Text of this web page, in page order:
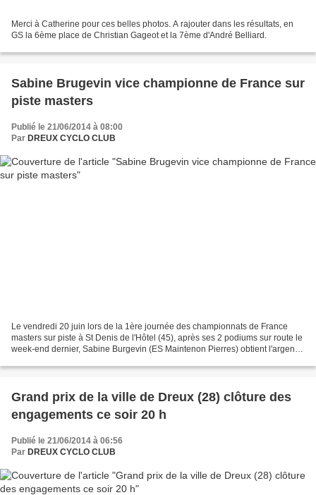
Merci à Catherine pour ces belles photos. A rajouter dans les résultats, en
GS la 6ème place de Christian Gageot et la 7ème d'André Belliard.
Sabine Brugevin vice championne de France sur
piste masters
Publié le 21/06/2014 à 08:00
Par DREUX CYCLO CLUB
Le vendredi 20 juin lors de la 1ère journée des championnats de France
masters sur piste à St Denis de l'Hôtel (45), après ses 2 podiums sur route le
week-end dernier, Sabine Burgevin (ES Maintenon Pierres) obtient l'argent
Grand prix de la ville de Dreux (28) clôture des
engagements ce soir 20 h
Publié le 21/06/2014 à 06:56
Par DREUX CYCLO CLUB